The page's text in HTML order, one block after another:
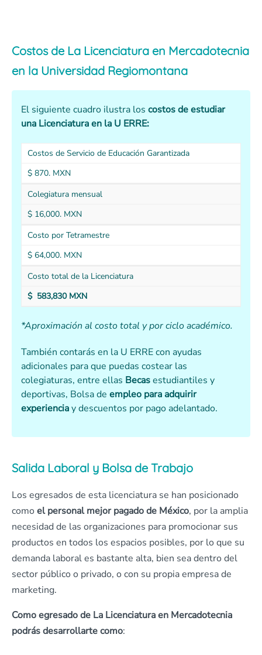
Costos de La Licenciatura en Mercadotecnia
en la Universidad Regiomontana
El siguiente cuadro ilustra los costos de estudiar
una Licenciatura en la U ERRE:
Costos de Servicio de Educación Garantizada
$ 870. MXN
Colegiatura mensual
$ 16,000. MXN
Costo por Tetramestre
$ 64,000. MXN
Costo total de la Licenciatura
$ 583,830 MXN
*Aproximación al costo total y por ciclo académico.
También contarás en la U ERRE con ayudas
adicionales para que puedas costear las
colegiaturas, entre ellas Becasestudiantiles y
deportivas, Bolsa de empleo para adquirir
experienciay descuentos por pago adelantado.
Salida Laboral y Bolsa de Trabajo
Los egresados de esta licenciatura se han posicionado
como el personal mejor pagado de México, por la amplia
necesidad de las organizaciones para promocionar sus
productos en todos los espacios posibles, por lo que su
demanda laboral es bastante alta, bien sea dentro del
sector público o privado, o con su propia empresa de
marketing.
Como egresadode La Licenciatura en Mercadotecnia
podrás desarrollarte como: